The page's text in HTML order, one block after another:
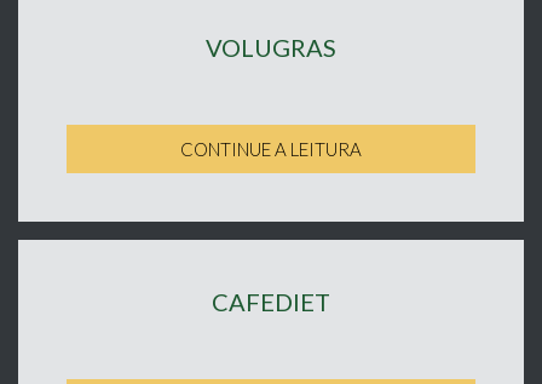
VOLUGRAS
CONTINUE A LEITURA
CAFEDIET